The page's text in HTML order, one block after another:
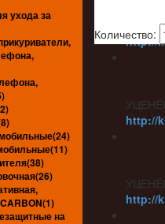
ухода за
на
http://
http://
http://
Количество: